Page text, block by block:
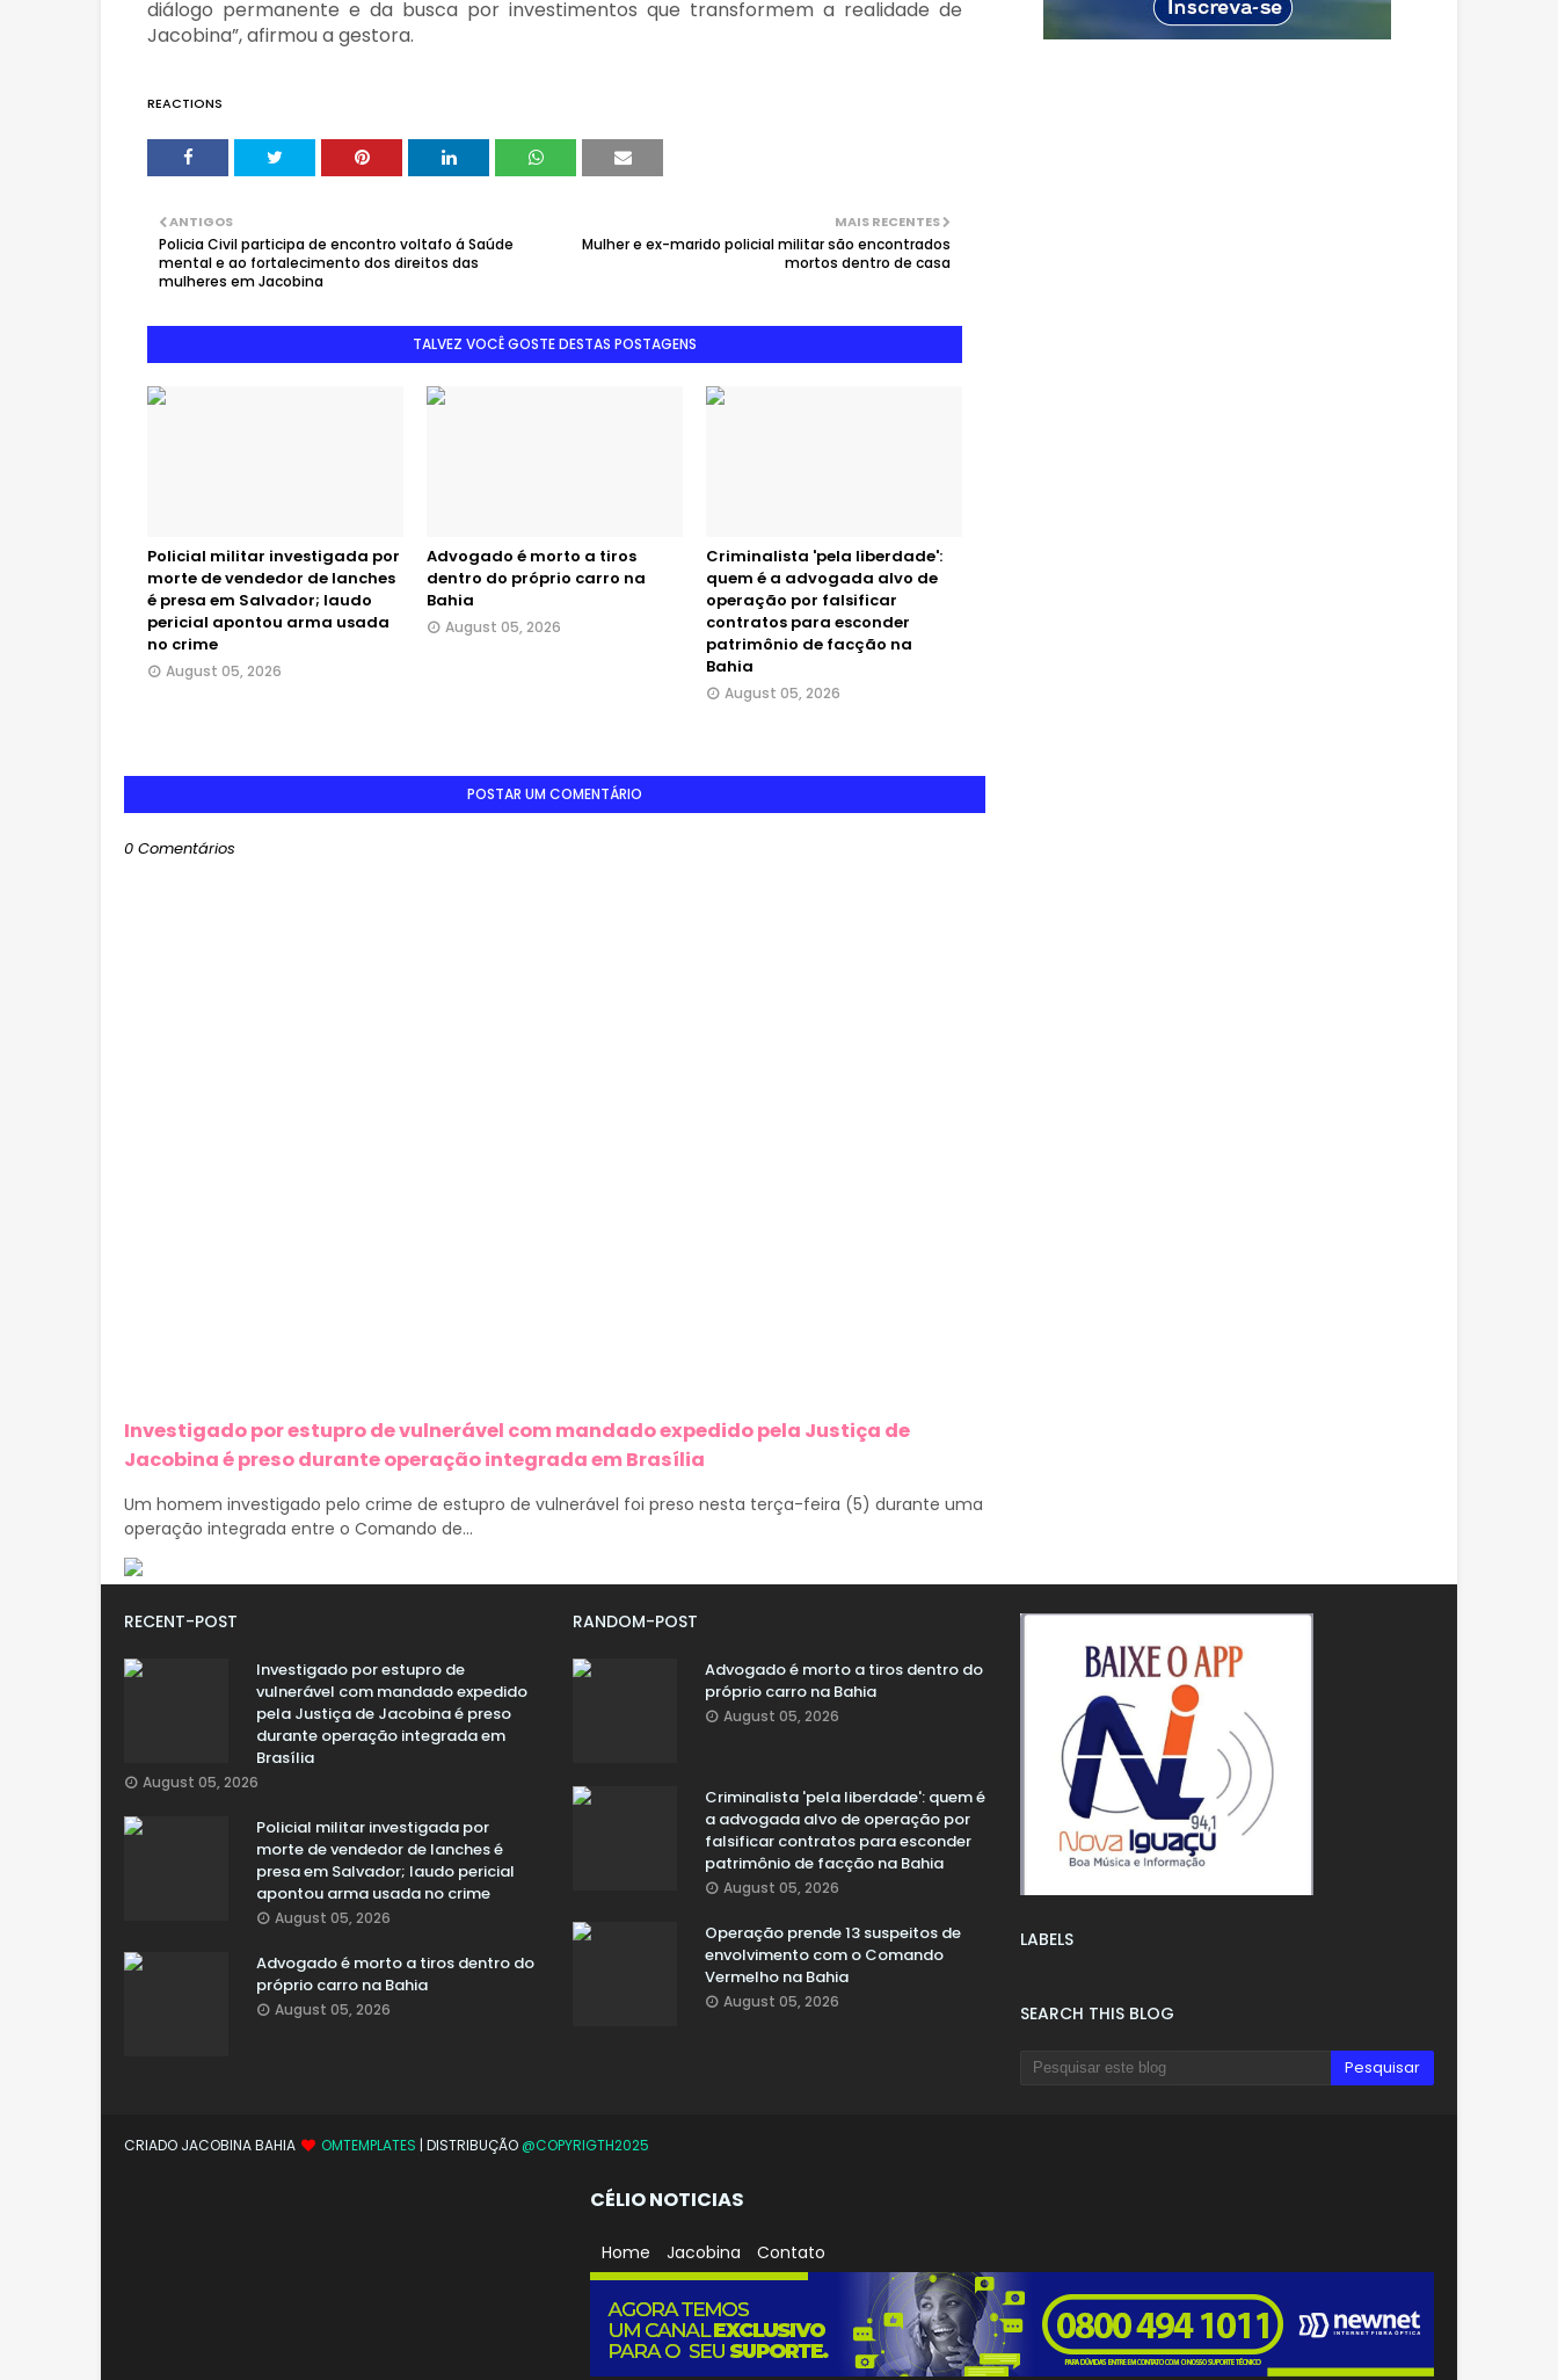
diálogo permanente e da busca por investimentos que transformem a realidade de
Jacobina”, afirmou a gestora.
REACTIONS
MAIS RECENTES
Mulher e ex-marido policial militar são encontrados
mortos dentro de casa
ANTIGOS
Policia Civil participa de encontro voltafo á Saúde
mental e ao fortalecimento dos direitos das
mulheres em Jacobina
TALVEZ VOCÊ GOSTE DESTAS POSTAGENS
Policial militar investigada por
morte de vendedor de lanches
é presa em Salvador; laudo
pericial apontou arma usada
no crime
August 05, 2026
Advogado é morto a tiros
dentro do próprio carro na
Bahia
August 05, 2026
Criminalista 'pela liberdade':
quem é a advogada alvo de
operação por falsificar
contratos para esconder
patrimônio de facção na
Bahia
August 05, 2026
POSTAR UM COMENTÁRIO
0 Comentários
Investigado por estupro de vulnerável com mandado expedido pela Justiça de
Jacobina é preso durante operação integrada em Brasília
Um homem investigado pelo crime de estupro de vulnerável foi preso nesta terça-feira (5) durante uma
operação integrada entre o Comando de...
RECENT-POST
Investigado por estupro de
vulnerável com mandado expedido
pela Justiça de Jacobina é preso
durante operação integrada em
Brasília
August 05, 2026
Policial militar investigada por
morte de vendedor de lanches é
presa em Salvador; laudo pericial
apontou arma usada no crime
August 05, 2026
Advogado é morto a tiros dentro do
próprio carro na Bahia
August 05, 2026
RANDOM-POST
Advogado é morto a tiros dentro do
próprio carro na Bahia
August 05, 2026
Criminalista 'pela liberdade': quem é
a advogada alvo de operação por
falsificar contratos para esconder
patrimônio de facção na Bahia
August 05, 2026
Operação prende 13 suspeitos de
envolvimento com o Comando
Vermelho na Bahia
August 05, 2026
LABELS
SEARCH THIS BLOG
CRIADO JACOBINA BAHIA OMTEMPLATES | DISTRIBUÇÃO @COPYRIGTH2025
CÉLIO NOTICIAS
Home Jacobina Contato